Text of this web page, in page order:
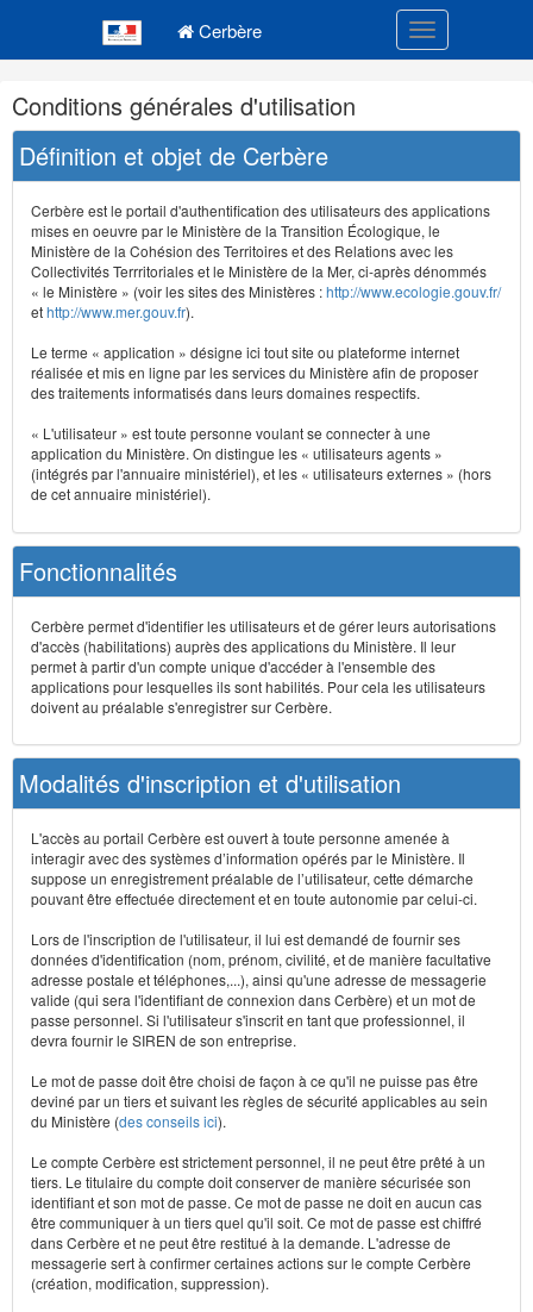
Cerbère Toggle
Navigation
et
outils
annexes
Conditions générales d'utilisation
Définition et objet de Cerbère
Cerbère est le portail d'authentification des utilisateurs des applications
mises en oeuvre par le Ministère de la Transition Écologique, le
Ministère de la Cohésion des Territoires et des Relations avec les
Collectivités Terrritoriales et le Ministère de la Mer, ci-après dénommés
« le Ministère » (voir les sites des Ministères :http://www.ecologie.gouv.fr/
ethttp://www.mer.gouv.fr).
Le terme « application » désigne ici tout site ou plateforme internet
réalisée et mis en ligne par les services du Ministère afin de proposer
des traitements informatisés dans leurs domaines respectifs.
« L'utilisateur » est toute personne voulant se connecter à une
application du Ministère. On distingue les « utilisateurs agents »
(intégrés par l'annuaire ministériel), et les « utilisateurs externes » (hors
de cet annuaire ministériel).
Fonctionnalités
Cerbère permet d'identifier les utilisateurs et de gérer leurs autorisations
d'accès (habilitations) auprès des applications du Ministère. Il leur
permet à partir d'un compte unique d'accéder à l'ensemble des
applications pour lesquelles ils sont habilités. Pour cela les utilisateurs
doivent au préalable s'enregistrer sur Cerbère.
Modalités d'inscription et d'utilisation
L'accès au portail Cerbère est ouvert à toute personne amenée à
interagir avec des systèmes d’information opérés par le Ministère. Il
suppose un enregistrement préalable de l’utilisateur, cette démarche
pouvant être effectuée directement et en toute autonomie par celui-ci.
Lors de l'inscription de l'utilisateur, il lui est demandé de fournir ses
données d'identification (nom, prénom, civilité, et de manière facultative
adresse postale et téléphones,...), ainsi qu'une adresse de messagerie
valide (qui sera l'identifiant de connexion dans Cerbère) et un mot de
passe personnel. Si l'utilisateur s'inscrit en tant que professionnel, il
devra fournir le SIREN de son entreprise.
Le mot de passe doit être choisi de façon à ce qu'il ne puisse pas être
deviné par un tiers et suivant les règles de sécurité applicables au sein
du Ministère (des conseils ici).
Le compte Cerbère est strictement personnel, il ne peut être prêté à un
tiers. Le titulaire du compte doit conserver de manière sécurisée son
identifiant et son mot de passe. Ce mot de passe ne doit en aucun cas
être communiquer à un tiers quel qu'il soit. Ce mot de passe est chiffré
dans Cerbère et ne peut être restitué à la demande. L'adresse de
messagerie sert à confirmer certaines actions sur le compte Cerbère
(création, modification, suppression).